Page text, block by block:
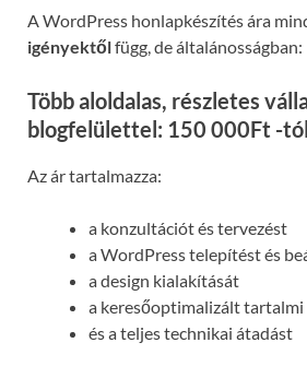
A WordPress honlapkészítés ára
igényektőlfügg, de általánosságban:
Több aloldalas, részletes
blogfelülettel: 150 000Ft -tól
Az ár tartalmazza:
a konzultációt és tervezést
a WordPress telepítést és
a design kialakítását
a keresőoptimalizált
és a teljes technikai átadást